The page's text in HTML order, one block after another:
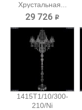
Хрустальная...
29 726 ₽
1415T1/10/300-
210/Ni